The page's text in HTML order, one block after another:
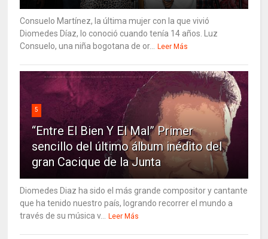
Consuelo Martínez, la última mujer con la que vivió
Diomedes Díaz, lo conoció cuando tenía 14 años. Luz
Consuelo, una niña bogotana de or...
Leer Más
5
“Entre El Bien Y El Mal” Primer
sencillo del último álbum inédito del
gran Cacique de la Junta
Diomedes Diaz ha sido el más grande compositor y cantante
que ha tenido nuestro país, logrando recorrer el mundo a
través de su música v...
Leer Más